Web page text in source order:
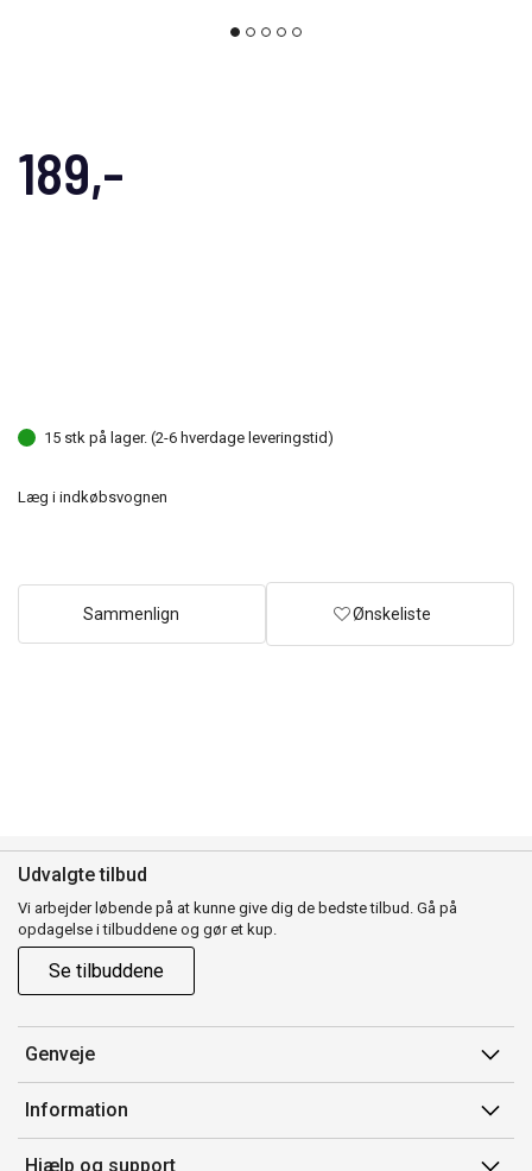
189,-
15 stk på lager. (2-6 hverdage leveringstid)
Læg i indkøbsvognen
Sammenlign Ønskeliste
Udvalgte tilbud
Vi arbejder løbende på at kunne give dig de bedste tilbud. Gå på
opdagelse i tilbuddene og gør et kup.
Se tilbuddene
Genveje
Min side
Ordrehistorik
Information
Salgsbetingelser
Hjælp og support